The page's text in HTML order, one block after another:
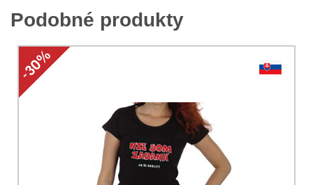
Súhlasím so spracovaním osobných údajov za účelom
odoslania formulára. Oboznámil som sa s
Ochrany osobných údajov
spoločnosti Bomba
Váš e-mail:*
Vaša otázka k produktu:
Podobné produkty